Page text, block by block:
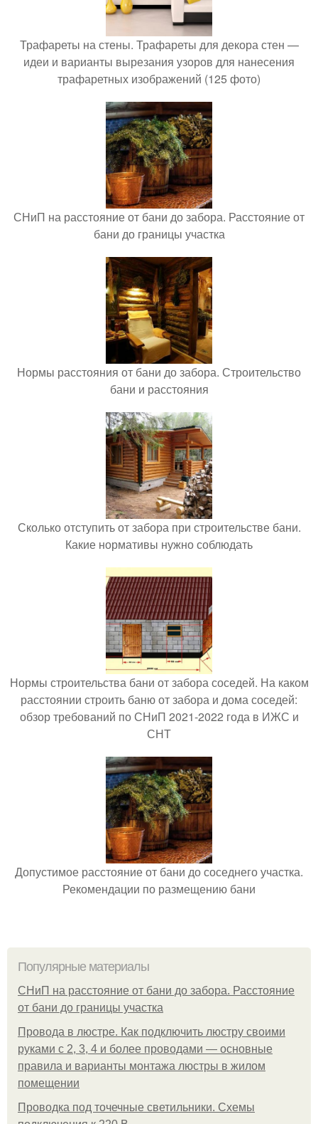
Трафареты на стены. Трафареты для декора стен —
идеи и варианты вырезания узоров для нанесения
трафаретных изображений (125 фото)
СНиП на расстояние от бани до забора. Расстояние от
бани до границы участка
Нормы расстояния от бани до забора. Строительство
бани и расстояния
Сколько отступить от забора при строительстве бани.
Какие нормативы нужно соблюдать
Нормы строительства бани от забора соседей. На каком
расстоянии строить баню от забора и дома соседей:
обзор требований по СНиП 2021-2022 года в ИЖС и
СНТ
Допустимое расстояние от бани до соседнего участка.
Рекомендации по размещению бани
Популярные материалы
СНиП на расстояние от бани до забора. Расстояние
от бани до границы участка
Провода в люстре. Как подключить люстру своими
руками с 2, 3, 4 и более проводами — основные
правила и варианты монтажа люстры в жилом
помещении
Проводка под точечные светильники. Схемы